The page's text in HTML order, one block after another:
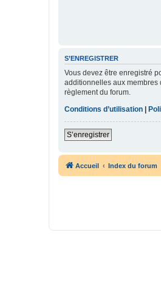
S’ENREGISTRER
Vous devez être enregistré
additionnelles aux membres
règlement du forum.
Conditions d’utilisation |
S’enregistrer
Accueil Index du forum